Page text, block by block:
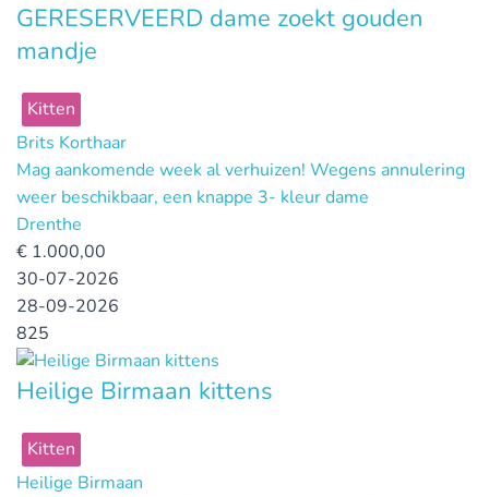
GERESERVEERD dame zoekt gouden
mandje
Kitten
Brits Korthaar
Mag aankomende week al verhuizen! Wegens annulering
weer beschikbaar, een knappe 3- kleur dame
Drenthe
€ 1.000,00
30-07-2026
28-09-2026
825
Heilige Birmaan kittens
Kitten
Heilige Birmaan